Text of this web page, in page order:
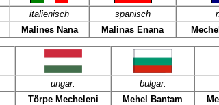
italienisch spanisch
Malines Nana Malinas Enana
ungar.
bulgar.
Törpe Mecheleni Mehel Bantam